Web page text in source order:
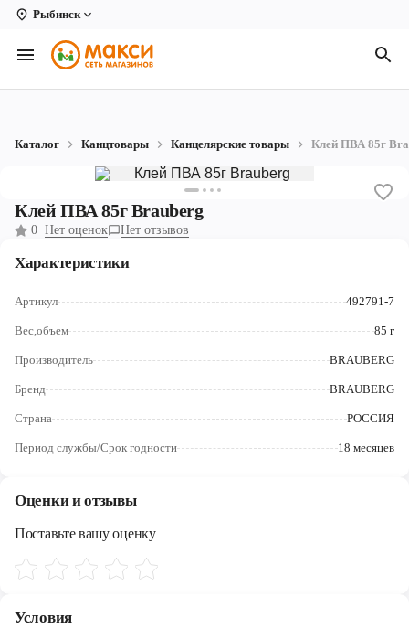
Рыбинск
Вологда
Архангельск
Коряжма
Котлас
Новодвинск
Череповец
Ярославль
Каталог Канцтовары Канцелярские товары Клей ПВА 85г
Клей ПВА 85г Brauberg
0 Нет оценок Нет отзывов
Характеристики
Артикул 492791-7
Вес,объем 85 г
Производитель BRAUBERG
Бренд BRAUBERG
Страна РОССИЯ
Период службы/Срок годности 18 месяцев
Оценки и отзывы
Поставьте вашу оценку
Условия